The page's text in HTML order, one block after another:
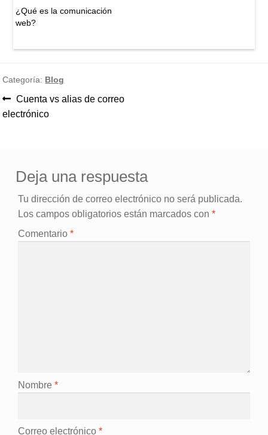
¿Qué es la comunicación
web?
Categoría: Blog
Navegación
Anterior:
Cuenta vs alias de correo
electrónico
Deja una respuesta
Tu dirección de correo electrónico no será publicada.
Los campos obligatorios están marcados con *
Comentario *
Nombre *
Correo electrónico *